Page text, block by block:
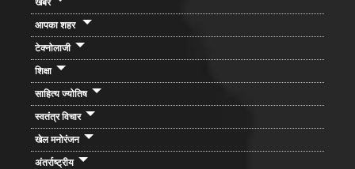
आपका शहर
टेक्नोलाजी
शिक्षा
साहित्य ज्योतिष
स्वतंत्र विचार
खेल मनोरंजन
अंतर्राष्ट्रीय